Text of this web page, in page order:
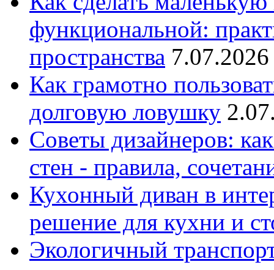
функциональной:
пространства
Как грамотно
долговую ловушку
Советы дизайнеров:
стен - правила,
Кухонный диван в
решение для кухни и
Экологичный